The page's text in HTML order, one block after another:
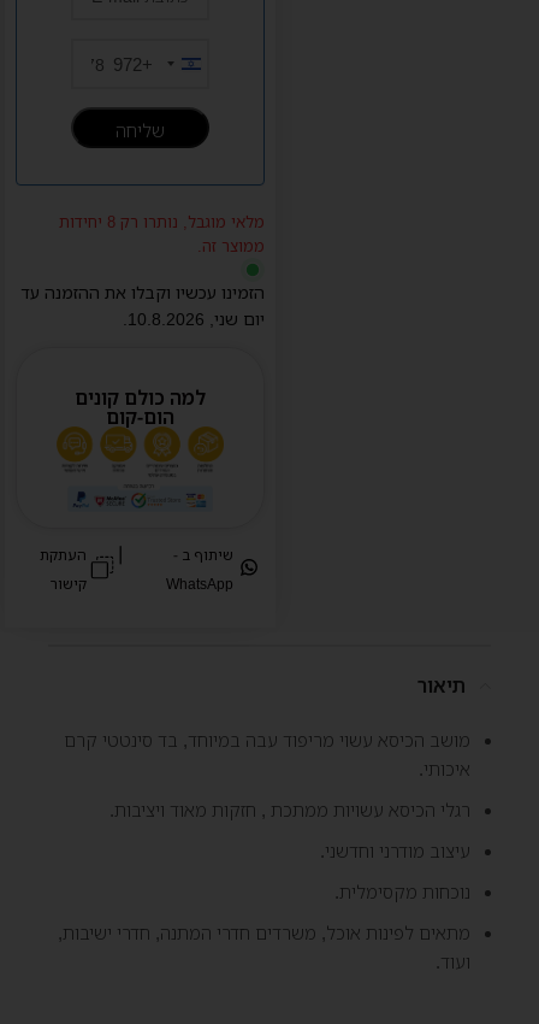
Israel
+972
מלאי מוגבל, נותרו רק 8 יחידות
ממוצר זה.
הזמינו עכשיו וקבלו את ההזמנה עד
יום שני,
10.8.2026
.
למה כולם קונים
הום-קום
שיתוף ב -
WhatsApp
|
העתקת
קישור
תיאור
מושב הכיסא עשוי מריפוד עבה במיוחד, בד סינטטי קרם
איכותי.
רגלי הכיסא עשויות ממתכת , חזקות מאוד ויציבות.
עיצוב מודרני וחדשני.
נוכחות מקסימלית.
מתאים לפינות אוכל, משרדים חדרי המתנה, חדרי ישיבות,
ועוד.